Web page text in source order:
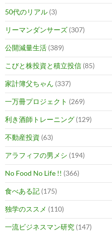
50代のリアル (3)
リーマンダンサーズ (307)
公開減量生活 (389)
こびと株投資と積立投信 (85)
家計簿父ちゃん (337)
一万冊プロジェクト (269)
利き酒師トレーニング (129)
不動産投資 (63)
アラフィフの男メシ (194)
No Food No Life !! (366)
食べある記 (175)
独学のススメ (110)
一流ビジネスマン研究 (147)